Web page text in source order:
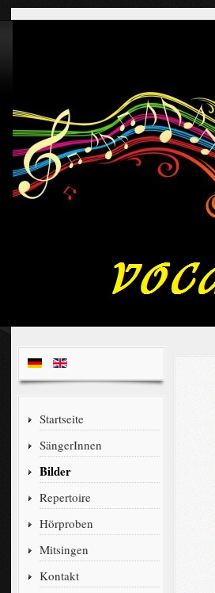
Startseite
SängerInnen
Bilder
Repertoire
Hörproben
Mitsingen
Kontakt